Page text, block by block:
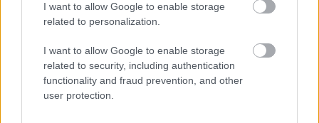
I want to allow Google to enable storage
related to personalization.
I want to allow Google to enable storage
related to security, including authentication
functionality and fraud prevention, and other
user protection.
starú chalupu na
nepoznanie: Keď
že nie ste v Toskánsku
dokáže aj podpísať.
montovaný domček v
duchu tradícií